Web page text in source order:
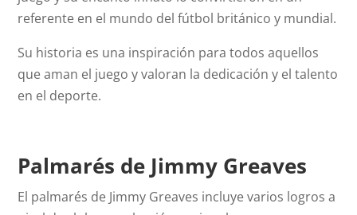
referente en el mundo del fútbol británico y mundial.
Su historia es una inspiración para todos aquellos
que aman el juego y valoran la dedicación y el talento
en el deporte.
Palmarés de Jimmy Greaves
El palmarés de Jimmy Greaves incluye varios logros a